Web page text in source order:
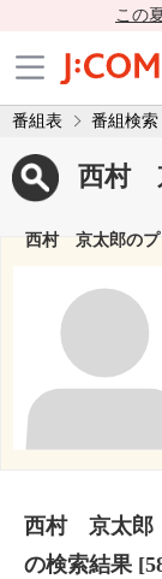
この
番組表 番組検索
西村
西村 京太郎のプ
西村 京太郎
の検索結果